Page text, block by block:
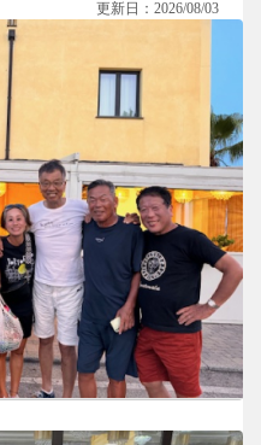
更新日：2026/08/03